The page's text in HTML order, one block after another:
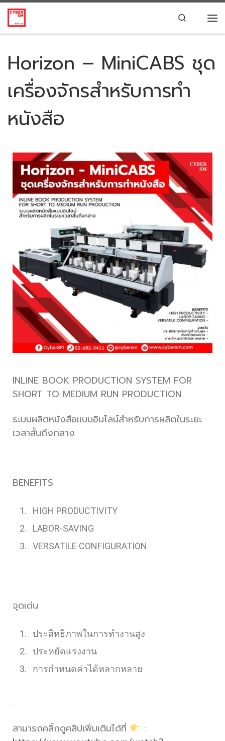
Skip to content Search
Horizon – MiniCABS ชุด
เครื่องจักรสำหรับการทำ
หนังสือ
INLINE BOOK PRODUCTION SYSTEM FOR
SHORT TO MEDIUM RUN PRODUCTION
ระบบผลิตหนังสือแบบอินไลน์สำหรับการผลิตในระยะ
เวลาสั้นถึงกลาง
BENEFITS
HIGH PRODUCTIVITY
LABOR-SAVING
VERSATILE CONFIGURATION
จุดเด่น
ประสิทธิภาพในการทำงานสูง
ประหยัดแรงงาน
การกำหนดค่าได้หลากหลาย
.
สามารถคลิ๊กดูคลิปเพิ่มเติมได้ที่
: